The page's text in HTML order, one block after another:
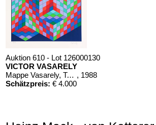
Auktion 610 - Lot 126000130
VICTOR VASARELY
Mappe Vasarely, Texte Otto Hahn , 1988
Schätzpreis: € 4.000